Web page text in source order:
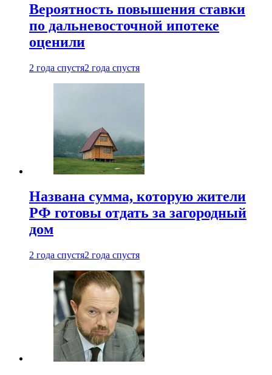
Вероятность повышения ставки
по дальневосточной ипотеке
оценили
2 года спустя2 года спустя
Названа сумма, которую жители
РФ готовы отдать за загородный
дом
2 года спустя2 года спустя